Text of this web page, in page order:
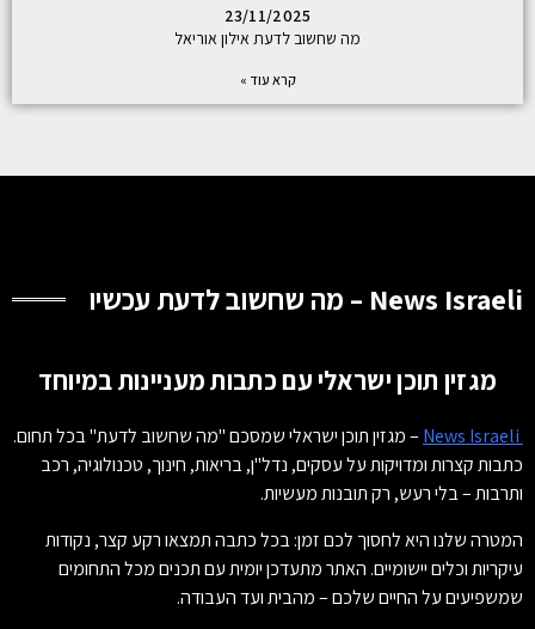
23/11/2025
מה שחשוב לדעת אילון אוריאל
קרא עוד »
News Israeli – מה שחשוב לדעת עכשיו
מגזין תוכן ישראלי עם כתבות מעניינות במיוחד
– מגזין תוכן ישראלי שמסכם "מה שחשוב לדעת" בכל תחום.
כתבות קצרות ומדויקות על עסקים, נדל"ן, בריאות, חינוך, טכנולוגיה, רכב
ותרבות – בלי רעש, רק תובנות מעשיות.
המטרה שלנו היא לחסוך לכם זמן: בכל כתבה תמצאו רקע קצר, נקודות
עיקריות וכלים יישומיים. האתר מתעדכן יומית עם תכנים מכל התחומים
שמשפיעים על החיים שלכם – מהבית ועד העבודה.